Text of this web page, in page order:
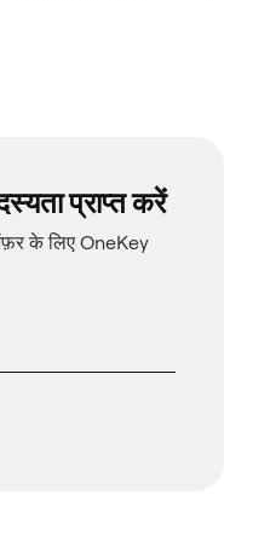
प्राप्त करें
के लिए OneKey